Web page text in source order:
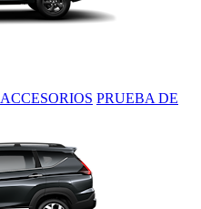
ACCESORIOS PRUEBA DE